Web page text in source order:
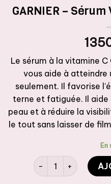
GARNIER –
Le sérum à la vitamine
vous aide à atteindre
seulement. Il favorise
terne et fatiguée. Il aide
peau et à réduire la
le tout sans laisser de
En
quantité de GARNIER